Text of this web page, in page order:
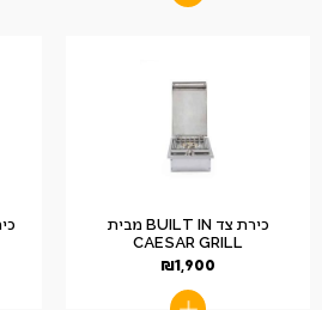
כירת צד BUILT IN מבית
CAESAR GRILL
₪1,900